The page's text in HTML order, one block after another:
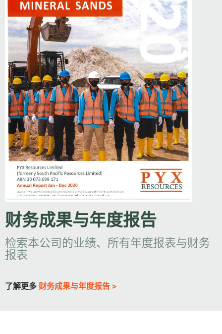
财务成果与年度报告
检索本公司的业绩、所有年度报表与财务
报表
了解更多 财务成果与年度报告 >